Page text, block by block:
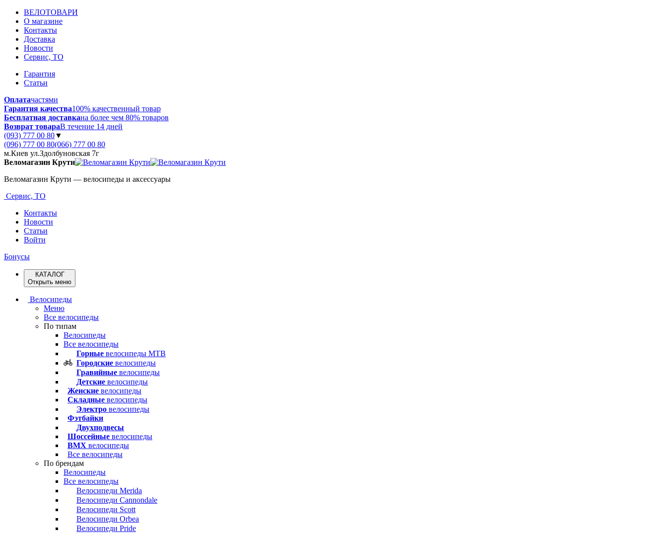
ВЕЛОТОВАРИ
О магазине
Контакты
Доставка
Новости
Сервис, ТО
Гарантия
Статьи
Оплатачастями
Гарантия качества100% качественный товар
Бесплатная доставкана более чем 80% товаров
Возврат товараВ течение 14 дней
(093) 777 00 80▼
(096) 777 00 80(066) 777 00 80
м.Киев ул.Здолбуновская 7г
Веломагазин Крути
Веломагазин Крути — велосипеды и аксессуары
Сервис, ТО
Контакты
Новости
Статьи
Войти
Бонусы
КАТАЛОГ
Открыть меню
Велосипеды
Меню
Все велосипеды
По типам
Велосипеды
Все велосипеды
Горные велосипеды MTB
Городские велосипеды
Гравийные велосипеды
Детские велосипеды
Женские велосипеды
Складные велосипеды
Электро велосипеды
Фэтбайки
Двухподвесы
Шоссейные велосипеды
BMX велосипеды
Все велосипеды
По брендам
Велосипеды
Все велосипеды
Велосипеди Merida
Велосипеди Cannondale
Велосипеди Scott
Велосипеди Orbea
Велосипеди Pride